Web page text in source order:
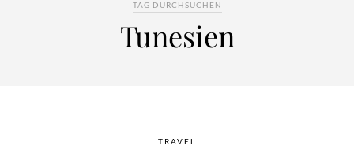
TAG DURCHSUCHEN
Tunesien
TRAVEL